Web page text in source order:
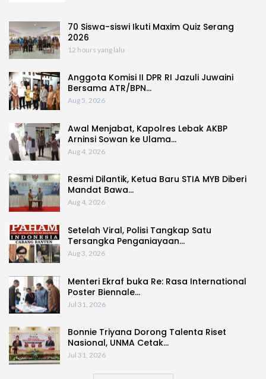
70 Siswa-siswi Ikuti Maxim Quiz Serang
2026
12 hours yang lalu
Anggota Komisi II DPR RI Jazuli Juwaini
Bersama ATR/BPN…
Aug 5, 2026
Awal Menjabat, Kapolres Lebak AKBP
Arninsi Sowan ke Ulama…
Aug 4, 2026
Resmi Dilantik, Ketua Baru STIA MYB Diberi
Mandat Bawa…
Aug 4, 2026
Setelah Viral, Polisi Tangkap Satu
Tersangka Penganiayaan…
Aug 3, 2026
Menteri Ekraf buka Re: Rasa International
Poster Biennale…
Jul 31, 2026
Bonnie Triyana Dorong Talenta Riset
Nasional, UNMA Cetak…
Jul 31, 2026